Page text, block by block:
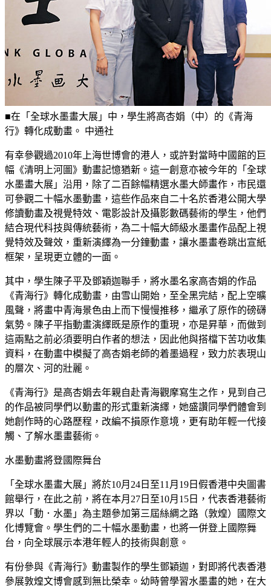
■在「全球水墨畫大展」中，學生將高杏娟（中）的《青海
行》轉化成動畫。 中通社
有幸參觀過2010年上海世博會的港人，或許對當時中國館的巨
幅《清明上河圖》動畫記憶猶新。這一創意亦被今年的「全球
水墨畫大展」沿用，除了二百餘幅精選水墨大師畫作，市民還
可參觀二十幅水墨動畫，這些作品來自二十名於香港公開大學
修讀動畫及視覺特效、電影設計及攝影數碼藝術的學生，他們
結合現代科技與傳統藝術，為二十幅大師級水墨畫作品配上視
覺特效及聲效，重新演繹為一分鐘動畫，讓水墨畫卷跳出宣紙
框架，呈現更立體的一面。
其中，學生陳子平及鄧穎迦聯手，將水墨名家高杏娟的作品
《青海行》轉化成動畫，由雪山開始，至全黑完結，配上空曠
風聲，將畫中青海景色由上而下慢慢推移，繼承了原作的磅礴
氣勢。陳子平指動畫演繹既是原作的重現，亦是昇華，而做到
這兩點之前必須要明白作者的想法，因此他與搭檔下苦功收集
資料，在動畫中模擬了高杏娟老師的着墨過程，致力於表現山
的層次、河的壯麗。
《青海行》是高杏娟去年親自赴青海觀摩寫生之作，見到自己
的作品被同學們以動畫的形式重新演繹，她盛讚同學們體會到
她創作時的心路歷程，改編不損原作意境，更有助年輕一代接
觸、了解水墨畫藝術。
水墨動畫將登國際舞台
「全球水墨畫大展」將於10月24日至11月19日假香港中央圖書
館舉行，在此之前，將在本月27日至10月15日，代表香港藝術
界以「動．水墨」為主題參加第三屆絲綢之路（敦煌）國際文
化博覽會。學生們的二十幅水墨動畫，也將一併登上國際舞
台，向全球展示本港年輕人的技術與創意。
有份參與《青海行》動畫製作的學生鄧穎迦，對即將代表香港
參展敦煌文博會感到無比榮幸。幼時曾學習水墨畫的她，在大